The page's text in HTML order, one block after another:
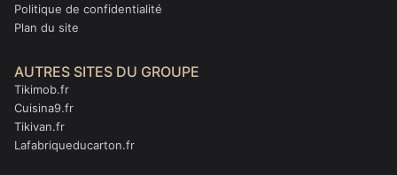
Politique de confidentialité
Plan du site
AUTRES SITES DU GROUPE
Tikimob.fr
Cuisina9.fr
Tikivan.fr
Lafabriqueducarton.fr